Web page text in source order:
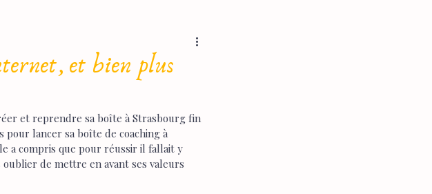
et bien plus
et reprendre sa boîte à Strasbourg fin
pour lancer sa boîte de coaching à
a compris que pour réussir il fallait y
de mettre en avant ses valeurs